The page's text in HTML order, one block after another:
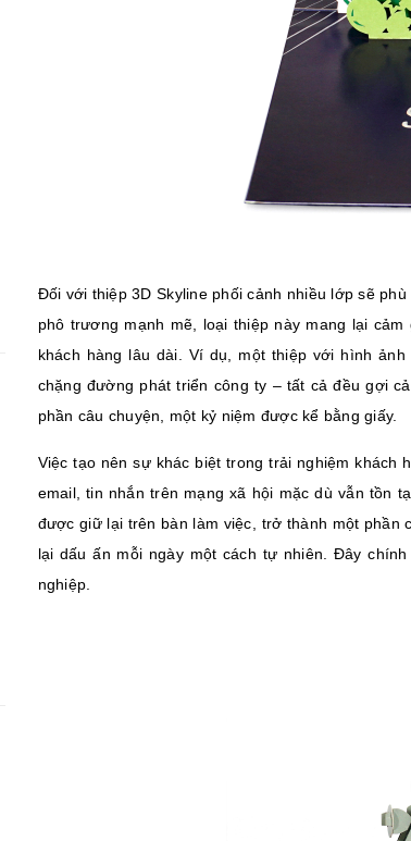
Đối với thiệp 3D Skyline phối cảnh nhiều lớp sẽ
phô trương mạnh mẽ, loại thiệp này mang lại
khách hàng lâu dài. Ví dụ, một thiệp với hình
chặng đường phát triển công ty – tất cả đều gợi
phần câu chuyện, một kỷ niệm được kể bằng giấy.
Việc tạo nên sự khác biệt trong trải nghiệm
email, tin nhắn trên mạng xã hội mặc dù vẫn tồn
được giữ lại trên bàn làm việc, trở thành một
lại dấu ấn mỗi ngày một cách tự nhiên. Đây
nghiệp.